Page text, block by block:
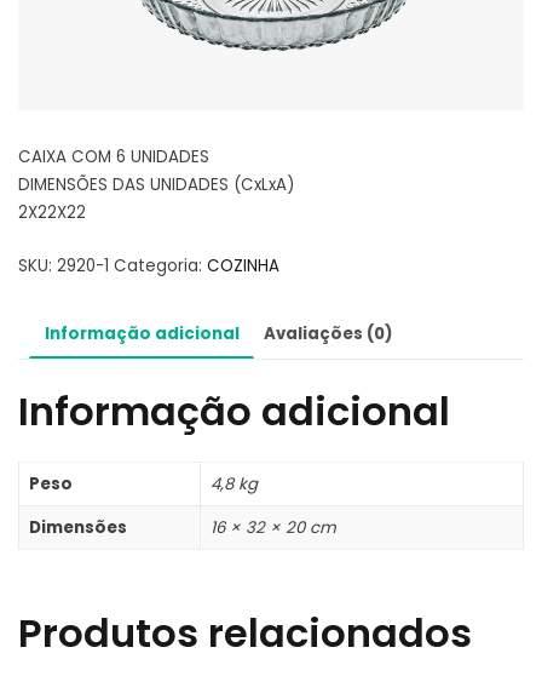
CAIXA COM 6 UNIDADES
DIMENSÕES DAS UNIDADES (CxLxA)
2X22X22
SKU: 2920-1 Categoria: COZINHA
Informação adicional Avaliações (0)
Informação adicional
Peso
4,8 kg
Dimensões
16 × 32 × 20 cm
Produtos relacionados